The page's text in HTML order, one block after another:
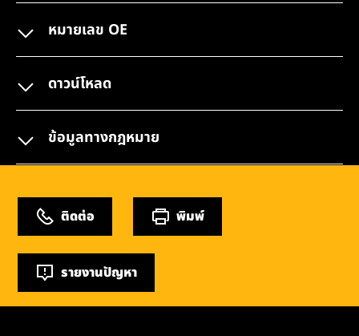
หมายเลข OE
ดาวน์โหลด
ข้อมูลทางกฎหมาย
ติดต่อ พิมพ์
รายงานปัญหา